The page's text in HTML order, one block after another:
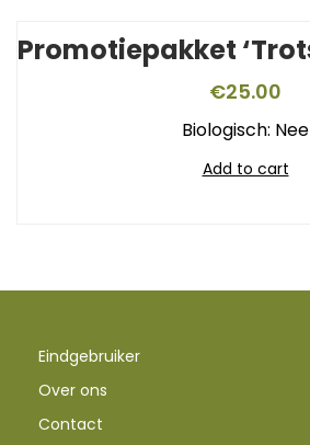
€25.00
Biologisch: Nee
Add to cart
Eindgebruiker
Over ons
Contact